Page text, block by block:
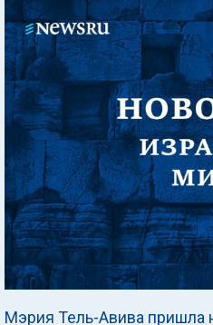
Мэрия Тель-Авива